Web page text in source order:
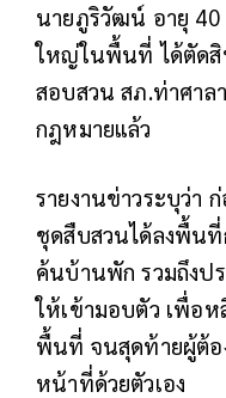
นายภูริวัฒน์ อายุ
ใหญ่ในพื้นที่ ได้ตัดสิ
สอบสวน สภ.ท่าศาล
กฎหมายแล้ว
รายงานข่าวระบุว่า
ชุดสืบสวนได้ลงพื้นที่
ค้นบ้านพัก รวมถึงป
ให้เข้ามอบตัว เพื่อห
พื้นที่ จนสุดท้ายผู้ต้อ
หน้าที่ด้วยตัวเอง